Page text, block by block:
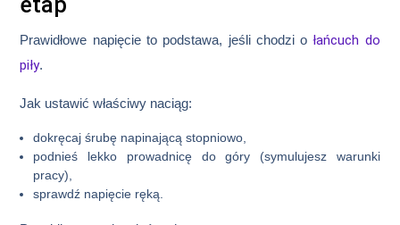
Prawidłowe napięcie to podstawa, jeśli chodzi ołańcuch do
piły.
Jak ustawić właściwy naciąg:
dokręcaj śrubę napinającą stopniowo,
podnieś lekko prowadnicę do góry (symulujesz warunki
pracy),
sprawdź napięcie ręką.